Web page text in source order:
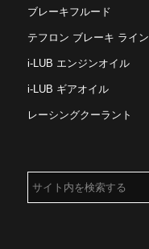
ブレーキフルード
テフロン ブレーキ ライン
i-LUB エンジンオイル
i-LUB ギアオイル
レーシングクーラント